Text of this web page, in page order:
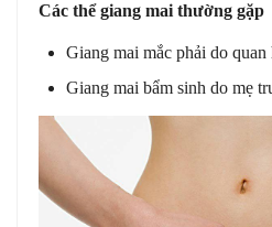
Các thể giang mai thường gặp
Giang mai mắc phải do
Giang mai bẩm sinh do mẹ